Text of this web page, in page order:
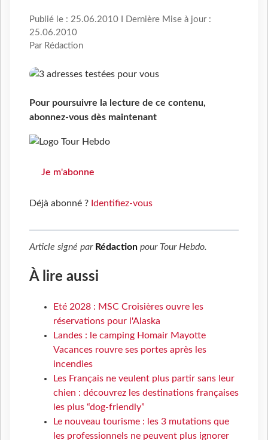
Publié le : 25.06.2010 I Dernière Mise à jour :
25.06.2010
Par Rédaction
Pour poursuivre la lecture de ce contenu,
abonnez-vous dès maintenant
Je m'abonne
Déjà abonné ? Identifiez-vous
Article signé par Rédaction pour Tour Hebdo.
À lire aussi
Eté 2028 : MSC Croisières ouvre les
réservations pour l'Alaska
Landes : le camping Homair Mayotte
Vacances rouvre ses portes après les
incendies
Les Français ne veulent plus partir sans leur
chien : découvrez les destinations françaises
les plus “dog-friendly”
Le nouveau tourisme : les 3 mutations que
les professionnels ne peuvent plus ignorer